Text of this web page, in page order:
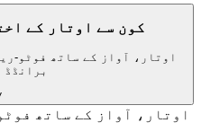
کون سے اوتار کے
برانڈڈ